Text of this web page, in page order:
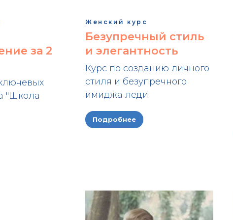
за 2
"Школа
Женский курс
Безупречный стиль
и элегантность
Курс по созданию личного
стиля и безупречного
имиджа леди
Подробнее